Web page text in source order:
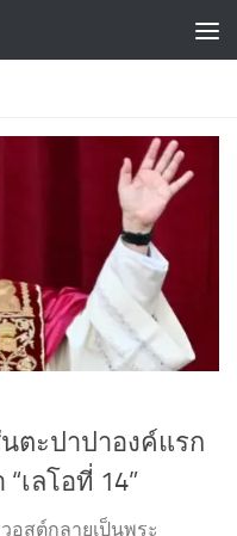
ตะปาปาองค์แรก
เลโอที่ 14”
อสต์กลายเป็นพระ